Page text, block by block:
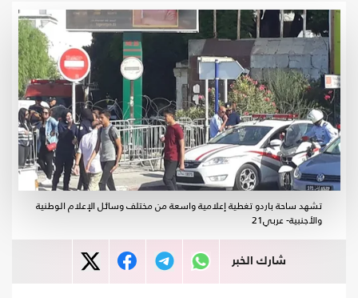
تشهد ساحة باردو تغطية إعلامية واسعة من مختلف وسائل الإعلام الوطنية
والأجنبية- عربي21
شارك الخبر